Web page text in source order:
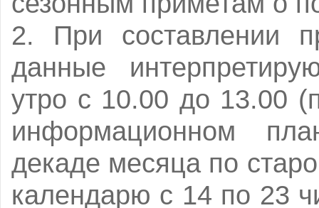
2. При составлении
данные
утро с 10.00 до 13.00
информационном
декаде месяца по
календарю с 14 по 23